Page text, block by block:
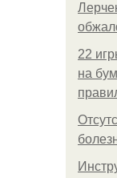
22
на